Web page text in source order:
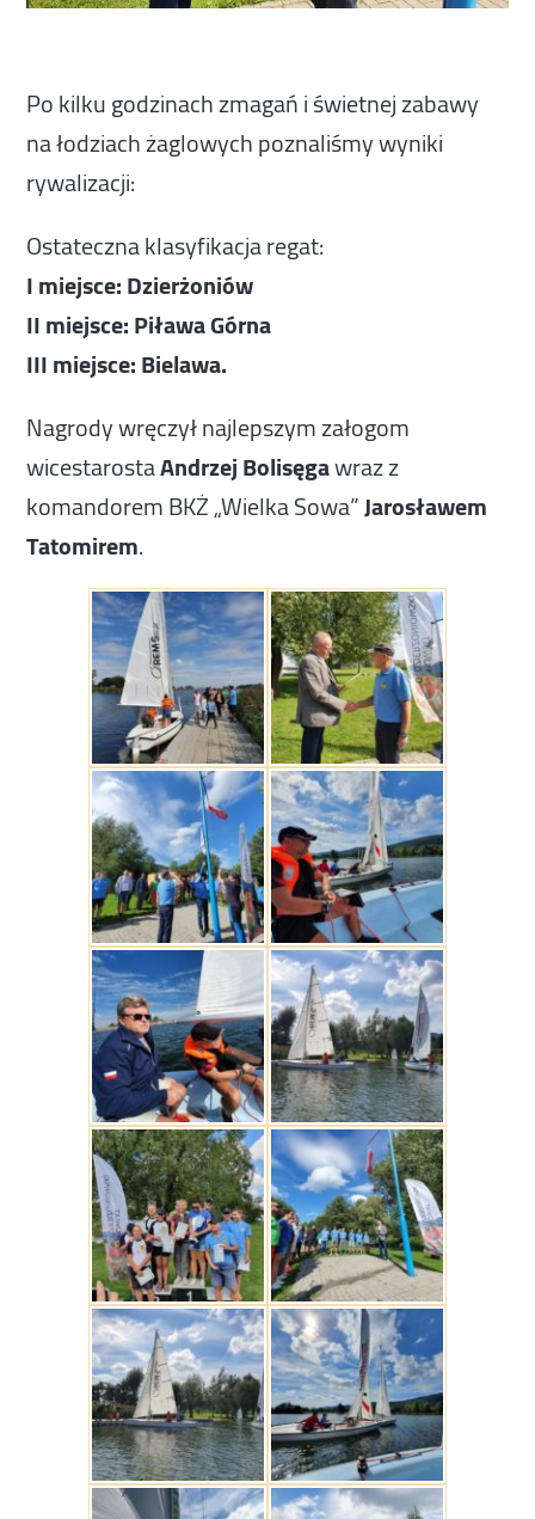
Po kilku godzinach zmagań i świetnej zabawy
na łodziach żaglowych poznaliśmy wyniki
rywalizacji:
Ostateczna klasyfikacja regat:
I miejsce: Dzierżoniów
II miejsce: Piława Górna
III miejsce: Bielawa.
Nagrody wręczył najlepszym załogom
wicestarostaAndrzej Bolisęgawraz z
komandorem BKŻ „Wielka Sowa”Jarosławem
Tatomirem.